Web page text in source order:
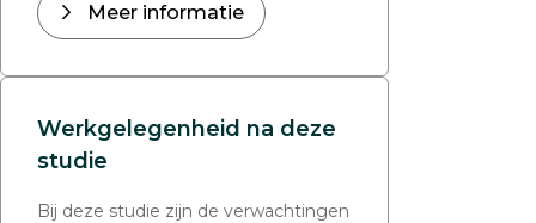
Meer informatie
Werkgelegenheid na deze
studie
Bij deze studie zijn de verwachtingen